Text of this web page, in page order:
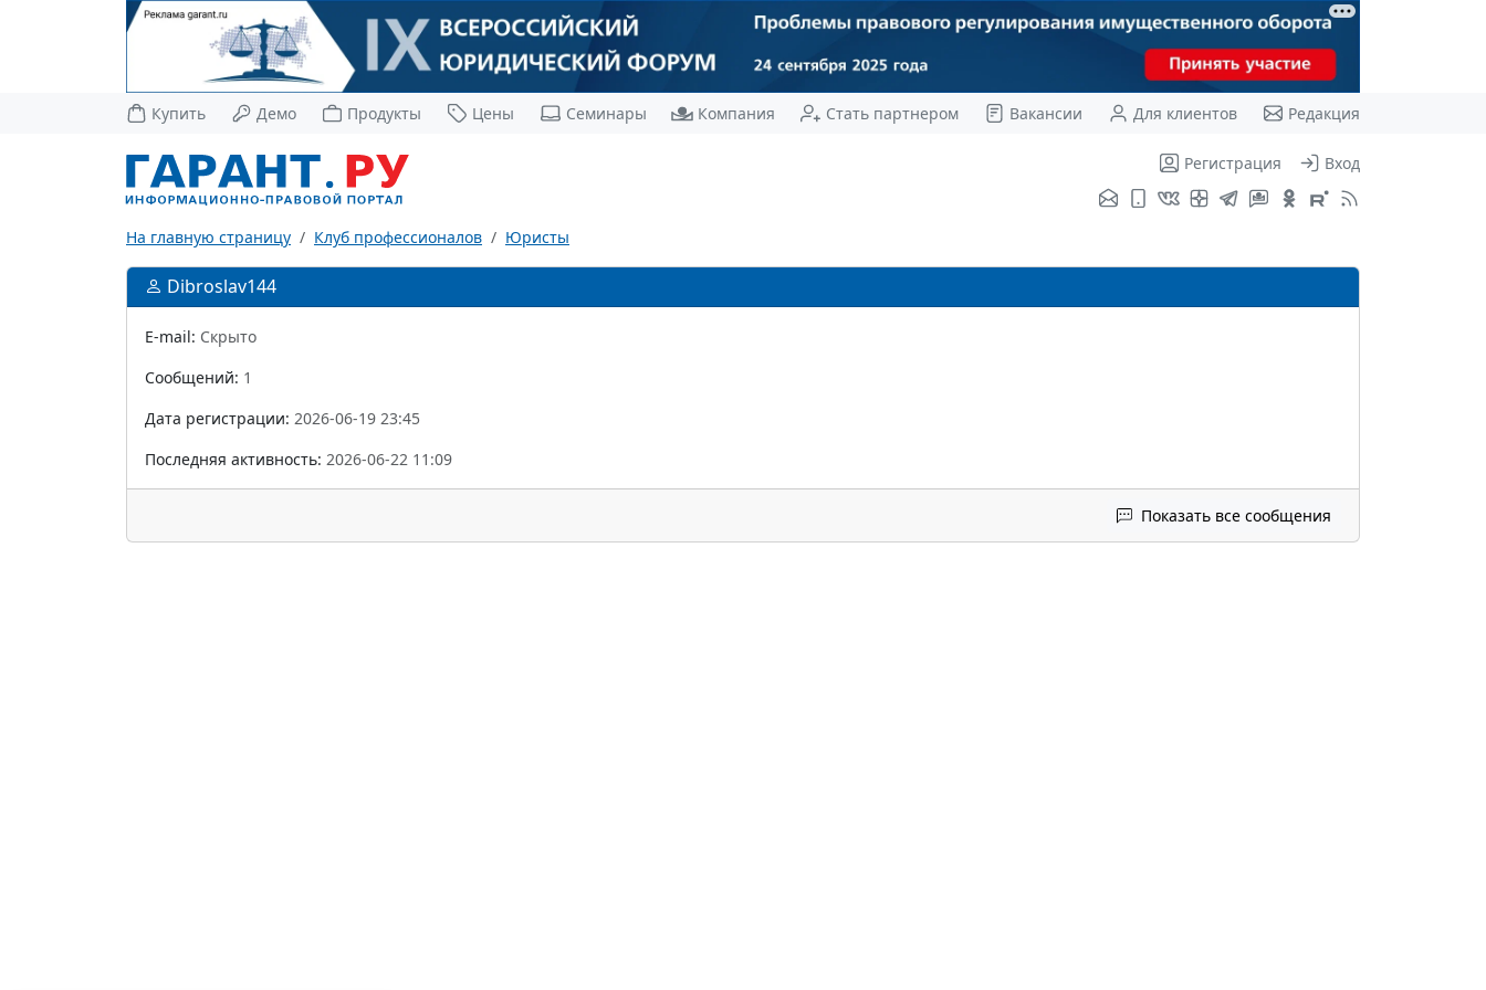
Купить Демо Продукты Цены Семинары Компания Стать партнером Вакансии Для клиентов Редакция
Регистрация Вход
На главную страницу Клуб профессионалов Юристы
Dibroslav144
E-mail: Скрыто
Сообщений: 1
Дата регистрации: 2026-06-19 23:45
Последняя активность: 2026-06-22 11:09
Показать все сообщения